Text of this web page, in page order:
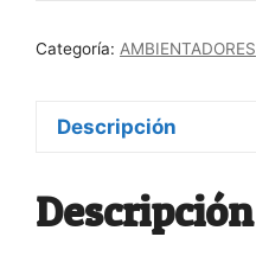
Categoría: AMBIENTADORES
Descripción
Descripción